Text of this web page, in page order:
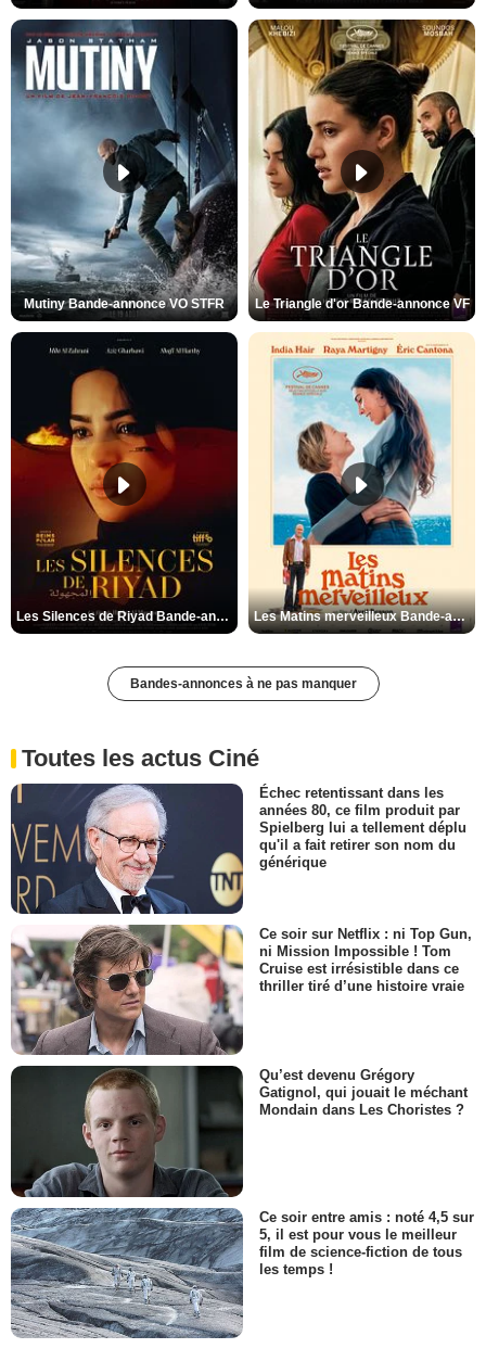
Mutiny Bande-annonce VO STFR Le Triangle d'or Bande-annonce VF
Les Silences de Riyad Bande-annonce VO STFR Les Matins merveilleux Bande-annonce VF
Bandes-annonces à ne pas manquer
Toutes les actus Ciné
Échec retentissant dans les
années 80, ce film produit par
Spielberg lui a tellement déplu
qu'il a fait retirer son nom du
générique
Ce soir sur Netflix : ni Top Gun,
ni Mission Impossible ! Tom
Cruise est irrésistible dans ce
thriller tiré d’une histoire vraie
Qu’est devenu Grégory
Gatignol, qui jouait le méchant
Mondain dans Les Choristes ?
Ce soir entre amis : noté 4,5 sur
5, il est pour vous le meilleur
film de science-fiction de tous
les temps !